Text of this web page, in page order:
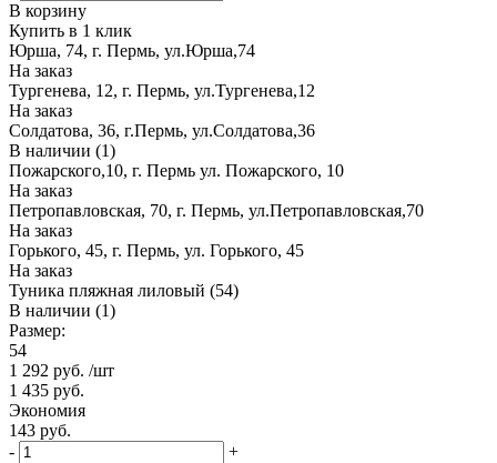
В корзину
Купить в 1 клик
Юрша, 74, г. Пермь, ул.Юрша,74
На заказ
Тургенева, 12, г. Пермь, ул.Тургенева,12
На заказ
Солдатова, 36, г.Пермь, ул.Солдатова,36
В наличии (1)
Пожарского,10, г. Пермь ул. Пожарского, 10
На заказ
Петропавловская, 70, г. Пермь, ул.Петропавловская,70
На заказ
Горького, 45, г. Пермь, ул. Горького, 45
На заказ
Туника пляжная лиловый (54)
В наличии (1)
Размер:
54
1 292 руб. /шт
1 435 руб.
Экономия
143 руб.
-
+